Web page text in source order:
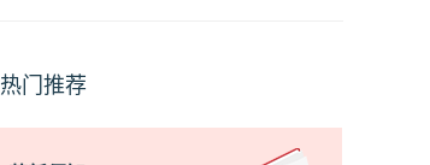
热门推荐